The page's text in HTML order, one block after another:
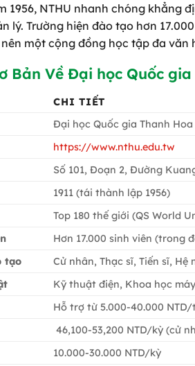
1956, NTHU nhanh chóng
lý. Trường hiện đào tạo hơn
một cộng đồng học tập đa văn
Bản Về Đại học Quốc
CHI TIẾT
Đại học Quốc gia Thanh
https://www.nthu.edu.tw
Số 101, Đoạn 2, Đường
1911 (tái thành lập 1956)
Top 180 thế giới (QS World
Hơn 17.000 sinh viên (trong
tạo
Cử nhân, Thạc sĩ, Tiến sĩ, Hệ
Kỹ thuật điện, Khoa học
Hỗ trợ từ 5.000-40.000
46,100-53,200 NTD/kỳ (cử
10.000-30.000 NTD/kỳ